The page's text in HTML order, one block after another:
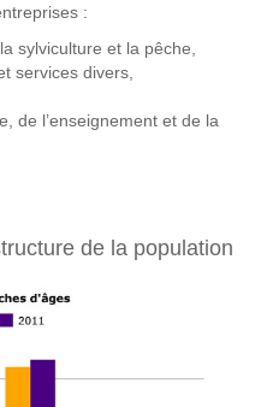
:
sylviculture et la pêche,
services divers,
de l’enseignement et de la
de la population